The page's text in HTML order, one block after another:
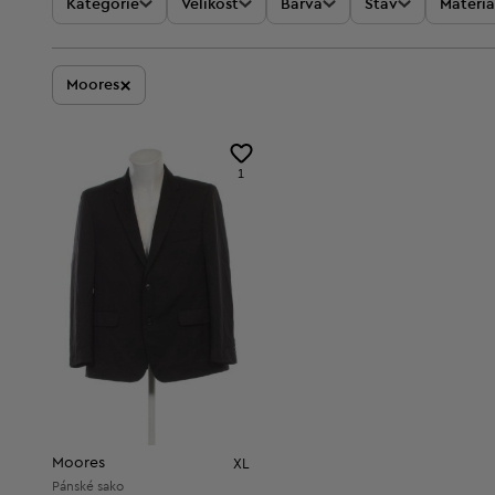
Kategorie Velikost Barva Stav Materiál
Moores×
1
Moores XL
Pánské sako